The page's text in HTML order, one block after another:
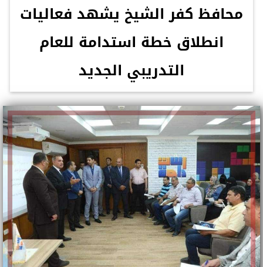
محافظ كفر الشيخ يشهد فعاليات
انطلاق خطة استدامة للعام
التدريبي الجديد